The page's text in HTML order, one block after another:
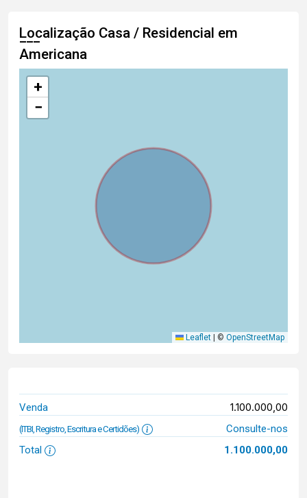
Localização Casa / Residencial em
Americana
+
−
Leaflet © OpenStreetMap
Venda 1.100.000,00
(ITBI, Registro, Escritura e Certidões)
Consulte-nos
Total
1.100.000,00